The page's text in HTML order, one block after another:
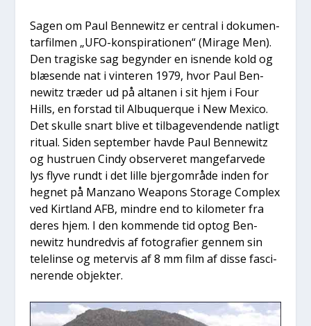
Sagen om Paul Ben­newitz er cen­tral i doku­men­
tar­fil­men „UFO-kon­spira­tio­nen“ (Mira­ge Men).
Den tragi­ske sag begyn­der en isnen­de kold og
blæ­sen­de nat i vin­te­r­en 1979, hvor Paul Ben­
newitz træ­der ud på alta­nen i sit hjem i Four
Hills, en for­stad til Albu­querque i New Mexi­co.
Det skul­le snart bli­ve et til­ba­ge­ven­den­de nat­ligt
ritu­al. Siden sep­tem­ber hav­de Paul Ben­newitz
og hustru­en Cin­dy obser­ve­ret man­ge­far­ve­de
lys fly­ve rundt i det lil­le bjerg­om­rå­de inden for
heg­net på Man­za­no Wea­pons Sto­ra­ge Com­plex
ved Kir­t­land AFB, min­dre end to kilo­me­ter fra
deres hjem. I den kom­men­de tid optog Ben­
newitz hund­red­vis af foto­gra­fi­er gen­nem sin
telel­in­se og meter­vis af 8 mm film af dis­se fasci­
ne­ren­de objek­ter.